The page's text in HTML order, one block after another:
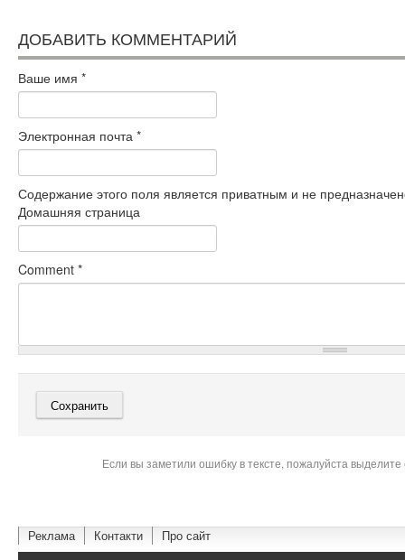
ДОБАВИТЬ КОММЕНТАРИЙ
Ваше имя *
Электронная почта *
Содержание этого поля является приватным и не
Домашняя страница
Comment *
Если вы заметили ошибку в тексте, пожалуйста
Реклама Контакти Про сайт